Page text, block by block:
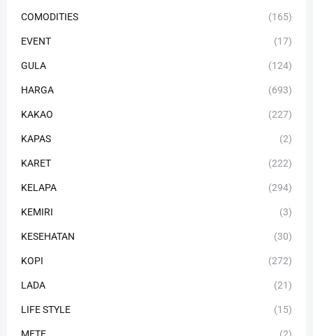
COMODITIES (165)
EVENT (17)
GULA (124)
HARGA (693)
KAKAO (227)
KAPAS (2)
KARET (222)
KELAPA (294)
KEMIRI (3)
KESEHATAN (30)
KOPI (272)
LADA (21)
LIFE STYLE (15)